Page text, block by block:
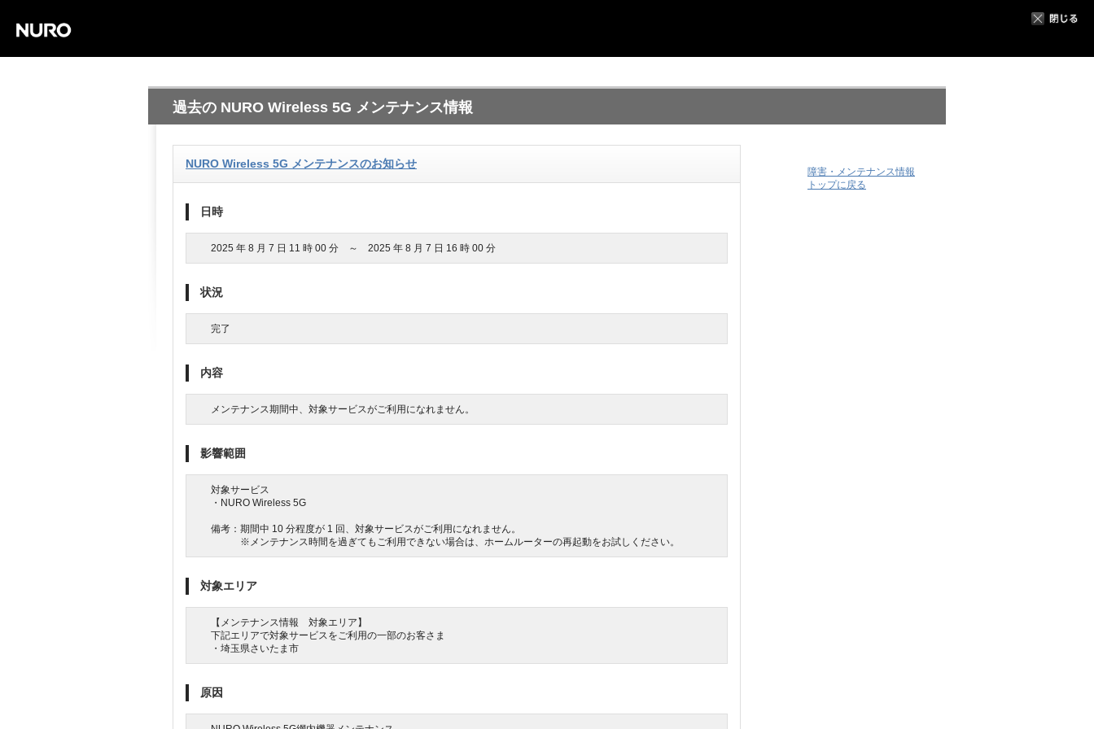
過去の NURO Wireless 5G メンテナンス情報
NURO Wireless 5G メンテナンスのお知らせ
日時
2025 年 8 月 7 日 11 時 00 分 ～ 2025 年 8 月 7 日 16 時 00 分
状況
完了
内容
メンテナンス期間中、対象サービスがご利用になれません。
影響範囲
対象サービス
・NURO Wireless 5G
備考：期間中 10 分程度が 1 回、対象サービスがご利用になれません。
※メンテナンス時間を過ぎてもご利用できない場合は、ホームルーターの再起動をお試しください。
対象エリア
【メンテナンス情報 対象エリア】
下記エリアで対象サービスをご利用の一部のお客さま
・埼玉県さいたま市
原因
障害・メンテナンス情報
トップに戻る